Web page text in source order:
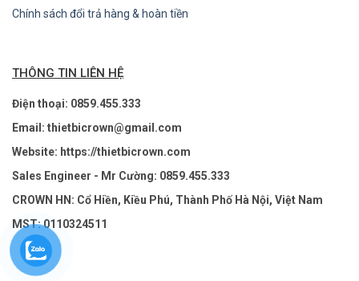
Chính sách đổi trả hàng & hoàn tiền
THÔNG TIN LIÊN HỆ
Điện thoại: 0859.455.333
Email: thietbicrown@gmail.com
Website: https://thietbicrown.com
Sales Engineer - Mr Cường: 0859.455.333
CROWN HN: Cổ Hiền, Kiều Phú, Thành Phố Hà Nội, Việt Nam
MST: 0110324511